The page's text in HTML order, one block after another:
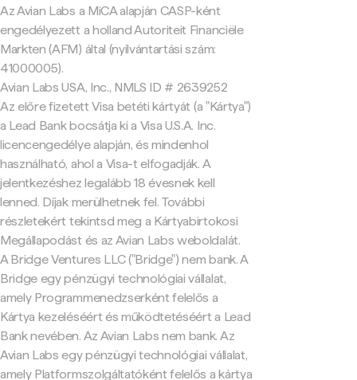
Az Avian Labs a MiCA alapján CASP-ként
engedélyezett a holland Autoriteit Financiële
Markten (AFM) által (nyilvántartási szám:
41000005).
Avian Labs USA, Inc., NMLS ID # 2639252
Az előre fizetett Visa betéti kártyát (a "Kártya")
a Lead Bank bocsátja ki a Visa U.S.A. Inc.
licencengedélye alapján, és mindenhol
használható, ahol a Visa-t elfogadják. A
jelentkezéshez legalább 18 évesnek kell
lenned. Díjak merülhetnek fel. További
részletekért tekintsd meg a Kártyabirtokosi
Megállapodást és az Avian Labs weboldalát.
A Bridge Ventures LLC ("Bridge") nem bank. A
Bridge egy pénzügyi technológiai vállalat,
amely Programmenedzserként felelős a
Kártya kezeléséért és működtetéséért a Lead
Bank nevében. Az Avian Labs nem bank. Az
Avian Labs egy pénzügyi technológiai vállalat,
amely Platformszolgáltatóként felelős a kártya